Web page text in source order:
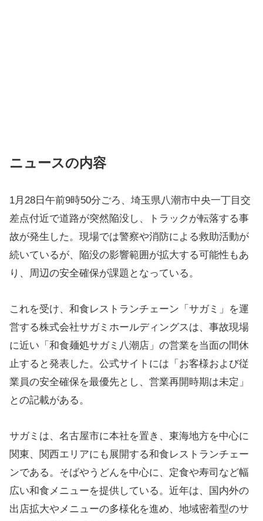
ニュースの内容
1月28日午前9時50分ごろ、埼玉県八潮市中央一丁目交
差点付近で道路が突然陥没し、トラックが転落する事
故が発生した。現場では警察や消防による救助活動が
続いているが、陥没の影響範囲が拡大する可能性もあ
り、周辺の安全確保が課題となっている。
これを受け、和食レストランチェーン「サガミ」を運
営する株式会社サガミホールディングスは、事故現場
に近い「和食麺処サガミ八潮店」の営業を当面の間休
止すると発表した。公式サイトには「お客様および従
業員の安全確保を最優先とし、営業再開時期は未定」
との記載がある。
サガミは、名古屋市に本社を置き、東海地方を中心に
関東、関西エリアにも展開する和食レストランチェー
ンである。そばやうどんを中心に、定食や寿司など幅
広い和食メニューを提供している。近年は、国内外の
出店拡大やメニューの多様化を進め、地域密着型のサ